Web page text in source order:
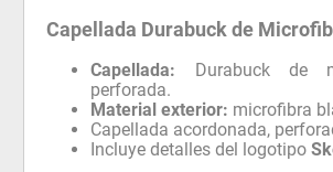
Capellada Durabuck de
Capellada: Durabuck de
perforada.
Material exterior: microfibra
Capellada acordonada,
Incluye detalles del logotipo